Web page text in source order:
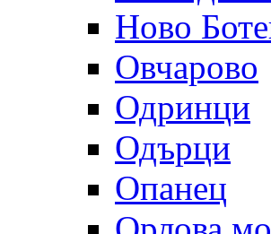
Ново
Овчарово
Одринци
Одърци
Опанец